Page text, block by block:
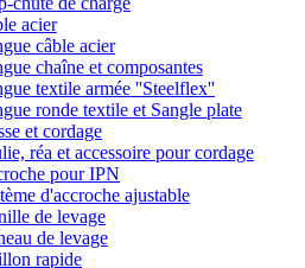
acier
câble acier
chaîne et composantes
textile armée ''Steelflex''
ronde textile et Sangle plate
et cordage
réa et accessoire pour cordage
pour IPN
d'accroche ajustable
de levage
de levage
rapide